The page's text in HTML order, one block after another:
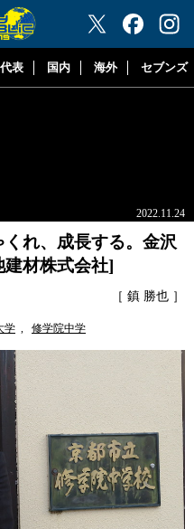
"ラグビーリパブリック"
表 国内 海外 セブンズ
2022.11.24
くれ、成長する。金沢
材株式会社]
［ 鎮 勝也 ］
学 , 修学院中学